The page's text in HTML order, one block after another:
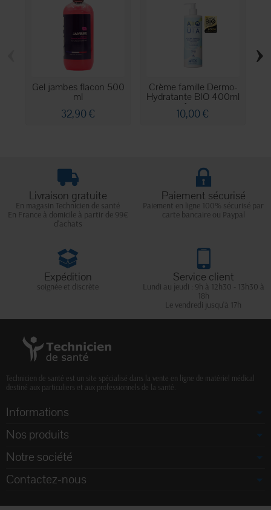
Gel jambes flacon 500
ml
32,90 €
Crème famille Dermo-
Hydratante BIO 400ml
Aqua
10,00 €
›
Livraison gratuite
En magasin Technicien de santé
En France à domicile à partir de 99€
d'achats
Paiement sécurisé
Paiement en ligne 100% sécurisé par
carte bancaire ou Paypal
Expédition
soignée et discrète
Service client
Lundi au jeudi : 9h à 12h30 - 13h30 à
18h
Le vendredi jusqu'à 17h
Technicien de santé est un site spécialisé dans la vente en ligne de matériel médical
destiné aux particuliers et aux professionnels de la santé.
Informations
Nos produits
Notre société
Contactez-nous